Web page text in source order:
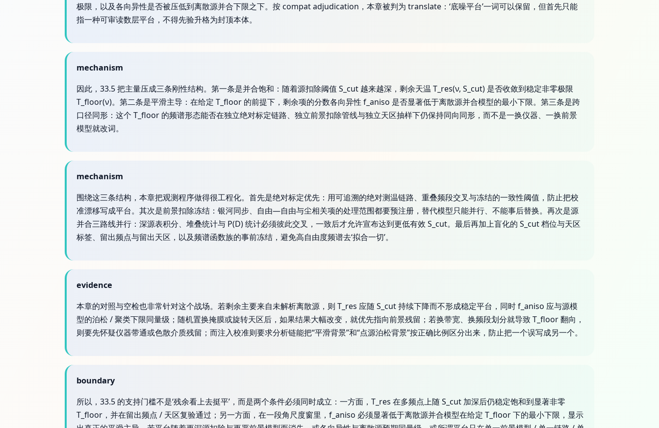
极限，以及各向异性是否被压低到离散源并合下限之下。按 compat adjudication，本章被判为 translate：‘底噪平台’一词可以保留，但首先只能
指一种可审读数层平台，不得先验升格为封顶本体。
mechanism
因此，33.5 把主量压成三条刚性结构。第一条是并合饱和：随着源扣除阈值 S_cut 越来越深，剩余天温 T_res(ν, S_cut) 是否收敛到稳定非零极限
T_floor(ν)。第二条是平滑主导：在给定 T_floor 的前提下，剩余项的分数各向异性 f_aniso 是否显著低于离散源并合模型的最小下限。第三条是跨
口径同形：这个 T_floor 的频谱形态能否在独立绝对标定链路、独立前景扣除管线与独立天区抽样下仍保持同向同形，而不是一换仪器、一换前景
模型就改词。
mechanism
围绕这三条结构，本章把观测程序做得很工程化。首先是绝对标定优先：用可追溯的绝对测温链路、重叠频段交叉与冻结的一致性阈值，防止把校
准漂移写成平台。其次是前景扣除冻结：银河同步、自由—自由与尘相关项的处理范围都要预注册，替代模型只能并行、不能事后替换。再次是源
并合三路线并行：深源表积分、堆叠统计与 P(D) 统计必须彼此交叉，一致后才允许宣布达到更低有效 S_cut。最后再加上盲化的 S_cut 档位与天区
标签、留出频点与留出天区，以及频谱函数族的事前冻结，避免高自由度频谱去‘拟合一切’。
evidence
本章的对照与空检也非常针对这个战场。若剩余主要来自未解析离散源，则 T_res 应随 S_cut 持续下降而不形成稳定平台，同时 f_aniso 应与源模
型的泊松 / 聚类下限同量级；随机置换掩膜或旋转天区后，如果结果大幅改变，就优先指向前景残留；若换带宽、换频段划分就导致 T_floor 翻向，
则要先怀疑仪器带通或色散介质残留；而注入校准则要求分析链能把“平滑背景”和“点源泊松背景”按正确比例区分出来，防止把一个误写成另一个。
boundary
所以，33.5 的支持门槛不是‘残余看上去挺平’，而是两个条件必须同时成立：一方面，T_res 在多频点上随 S_cut 加深后仍稳定饱和到显著非零
T_floor，并在留出频点 / 天区复验通过；另一方面，在一段角尺度窗里，f_aniso 必须显著低于离散源并合模型在给定 T_floor 下的最小下限，显示